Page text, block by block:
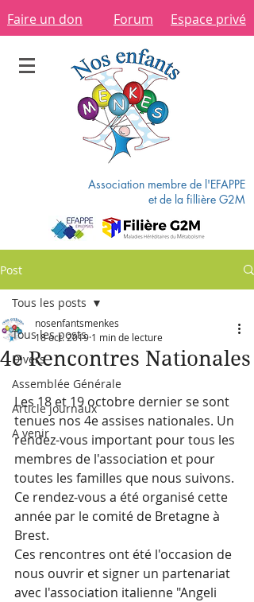
Faire un don Forum Espace privé
Association membre de l'EFAPPE
et de la fillière G2M
Post
Tous les posts
Divers
Assemblée Générale
Article journaux
A venir
Tous les posts
4e Rencontres Nationales
nosenfantsmenkes
18 oct. 2019 1 min de lecture
Les 18 et 19 octobre dernier se sont
tenues nos 4e assises nationales. Un
rendez-vous important pour tous les
membres de l'association et pour
toutes les familles que nous suivons.
Ce rendez-vous a été organisé cette
année par le comité de Bretagne à
Brest.
Ces rencontres ont été l'occasion de
nous ouvrir et signer un partenariat
avec l'association italienne "Angeli